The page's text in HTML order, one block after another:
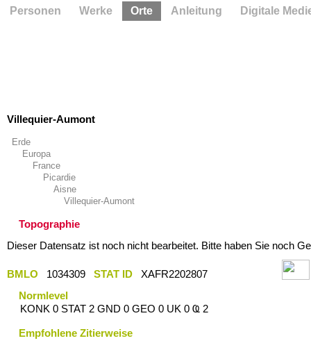
Villequier-Aumont
Erde
Europa
France
Picardie
Aisne
Villequier-Aumont
Topographie
Dieser Datensatz ist noch nicht bearbeitet. Bitte haben Sie noch
BMLO 1034309 STAT ID
XAFR2202807
Normlevel
KONK 0 STAT 2 GND 0 GEO 0 UK 0 Ҩ 2
Empfohlene Zitierweise
Personen Werke Orte Anleitung Digitale